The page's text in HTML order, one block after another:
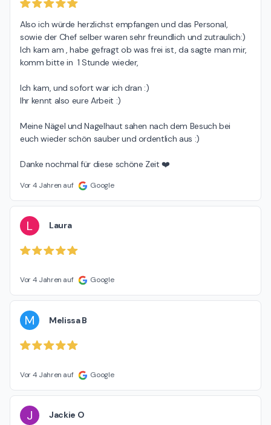
Also ich würde herzlichst empfangen und das Personal,
sowie der Chef selber waren sehr freundlich und zutraulich:)
Ich kam am , habe gefragt ob was frei ist, da sagte man mir,
komm bitte in  1 Stunde wieder,
Ich kam, und sofort war ich dran :)
Ihr kennt also eure Arbeit :)
Meine Nägel und Nagelhaut sahen nach dem Besuch bei
euch wieder schön sauber und ordentlich aus :)
Danke nochmal für diese schöne Zeit ❤️
Vor 4 Jahren auf Google
L Laura
Vor 4 Jahren auf Google
M Melissa B
Vor 4 Jahren auf Google
J Jackie O